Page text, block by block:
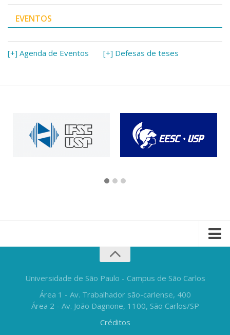
EVENTOS
[+] Agenda de Eventos [+] Defesas de teses
Universidade de São Paulo - Campus de São Carlos
Área 1 - Av. Trabalhador são-carlense, 400
Área 2 - Av. João Dagnone, 1100, São Carlos/SP
Créditos